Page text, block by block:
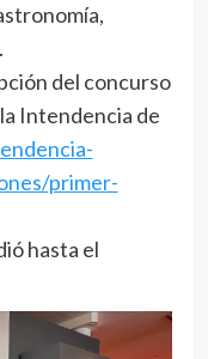
del concurso
Intendencia de
primer-
hasta el